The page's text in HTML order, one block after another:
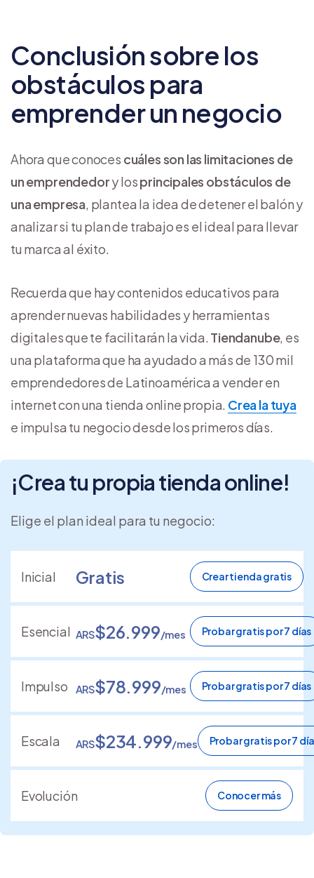
Conclusión sobre los
obstáculos para
emprender un negocio
Ahora que conoces cuáles son las limitaciones de
un emprendedory losprincipales obstáculos de
una empresa, plantea la idea de detener el balón y
analizar si tu plan de trabajo es el ideal para llevar
tu marca al éxito.
Recuerda que hay contenidos educativos para
aprender nuevas habilidades y herramientas
digitales que te facilitarán la vida. Tiendanube, es
una plataforma que ha ayudado a más de 130 mil
emprendedores de Latinoamérica a vender en
internet con una tienda online propia. Crea la tuya
e impulsa tu negocio desde los primeros días.
¡Crea tu propia tienda online!
Elige el plan ideal para tu negocio:
Inicial Gratis Crear tienda gratis
Esencial ARS$26.999/mes Probar gratis por 7 días
Impulso ARS$78.999/mes Probar gratis por 7 días
Escala ARS$234.999/mes Probar gratis por 7
Evolución Conocer más